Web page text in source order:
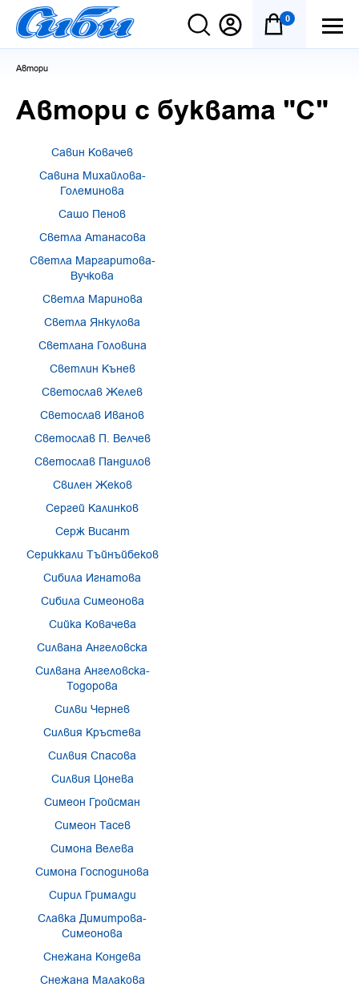
0
Автори
Автори с буквата "С"
Савин Ковачев
Савина Михайлова-
Големинова
Сашо Пенов
Светла Атанасова
Светла Маргаритова-
Вучкова
Светла Маринова
Светла Янкулова
Светлана Головина
Светлин Кънев
Светослав Желев
Светослав Иванов
Светослав П. Велчев
Светослав Пандилов
Свилен Жеков
Сергей Калинков
Серж Висант
Сериккали Тъйнъйбеков
Сибила Игнатова
Сибила Симеонова
Сийка Ковачева
Силвана Ангеловска
Силвана Ангеловска-
Тодорова
Силви Чернев
Силвия Кръстева
Силвия Спасова
Силвия Цонева
Симеон Гройсман
Симеон Тасев
Симона Велева
Симона Господинова
Сирил Грималди
Славка Димитрова-
Симеонова
Снежана Кондева
Снежана Малакова